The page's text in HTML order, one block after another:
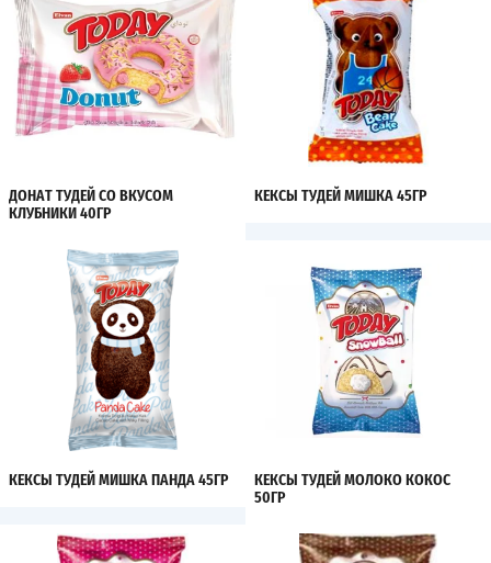
ДОНАТ ТУДЕЙ СО ВКУСОМ
КЛУБНИКИ 40ГР
КЕКСЫ ТУДЕЙ МИШКА 45ГР
КЕКСЫ ТУДЕЙ МИШКА ПАНДА 45ГР
КЕКСЫ ТУДЕЙ МОЛОКО КОКОС
50ГР